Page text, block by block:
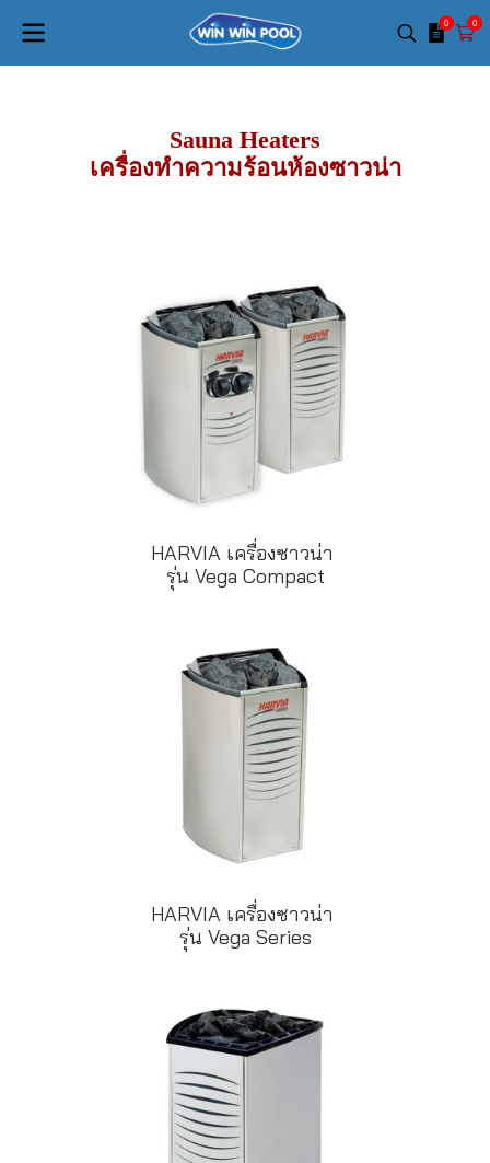
0 0
Sauna Heaters
เครื่องทำความร้อนห้องซาวน่า
HARVIA เครื่องซาวน่า
รุ่น Vega Compact
HARVIA เครื่องซาวน่า
รุ่น Vega Series